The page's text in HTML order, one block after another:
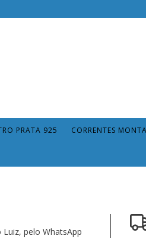
PRATA 925 CORRENTES
pelo WhatsApp